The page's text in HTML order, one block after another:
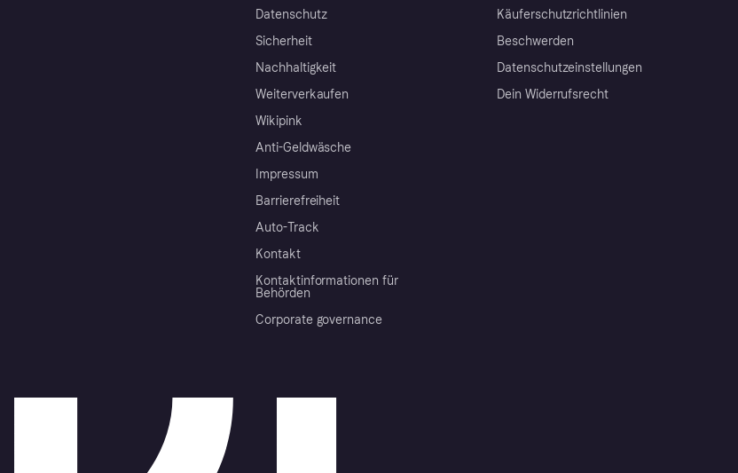
Datenschutz
Sicherheit
Nachhaltigkeit
Weiterverkaufen
Wikipink
Anti-Geldwäsche
Impressum
Barrierefreiheit
Auto-Track
Kontakt
Kontaktinformationen für
Behörden
Corporate governance
Käuferschutzrichtlinien
Beschwerden
Datenschutzeinstellungen
Dein Widerrufsrecht